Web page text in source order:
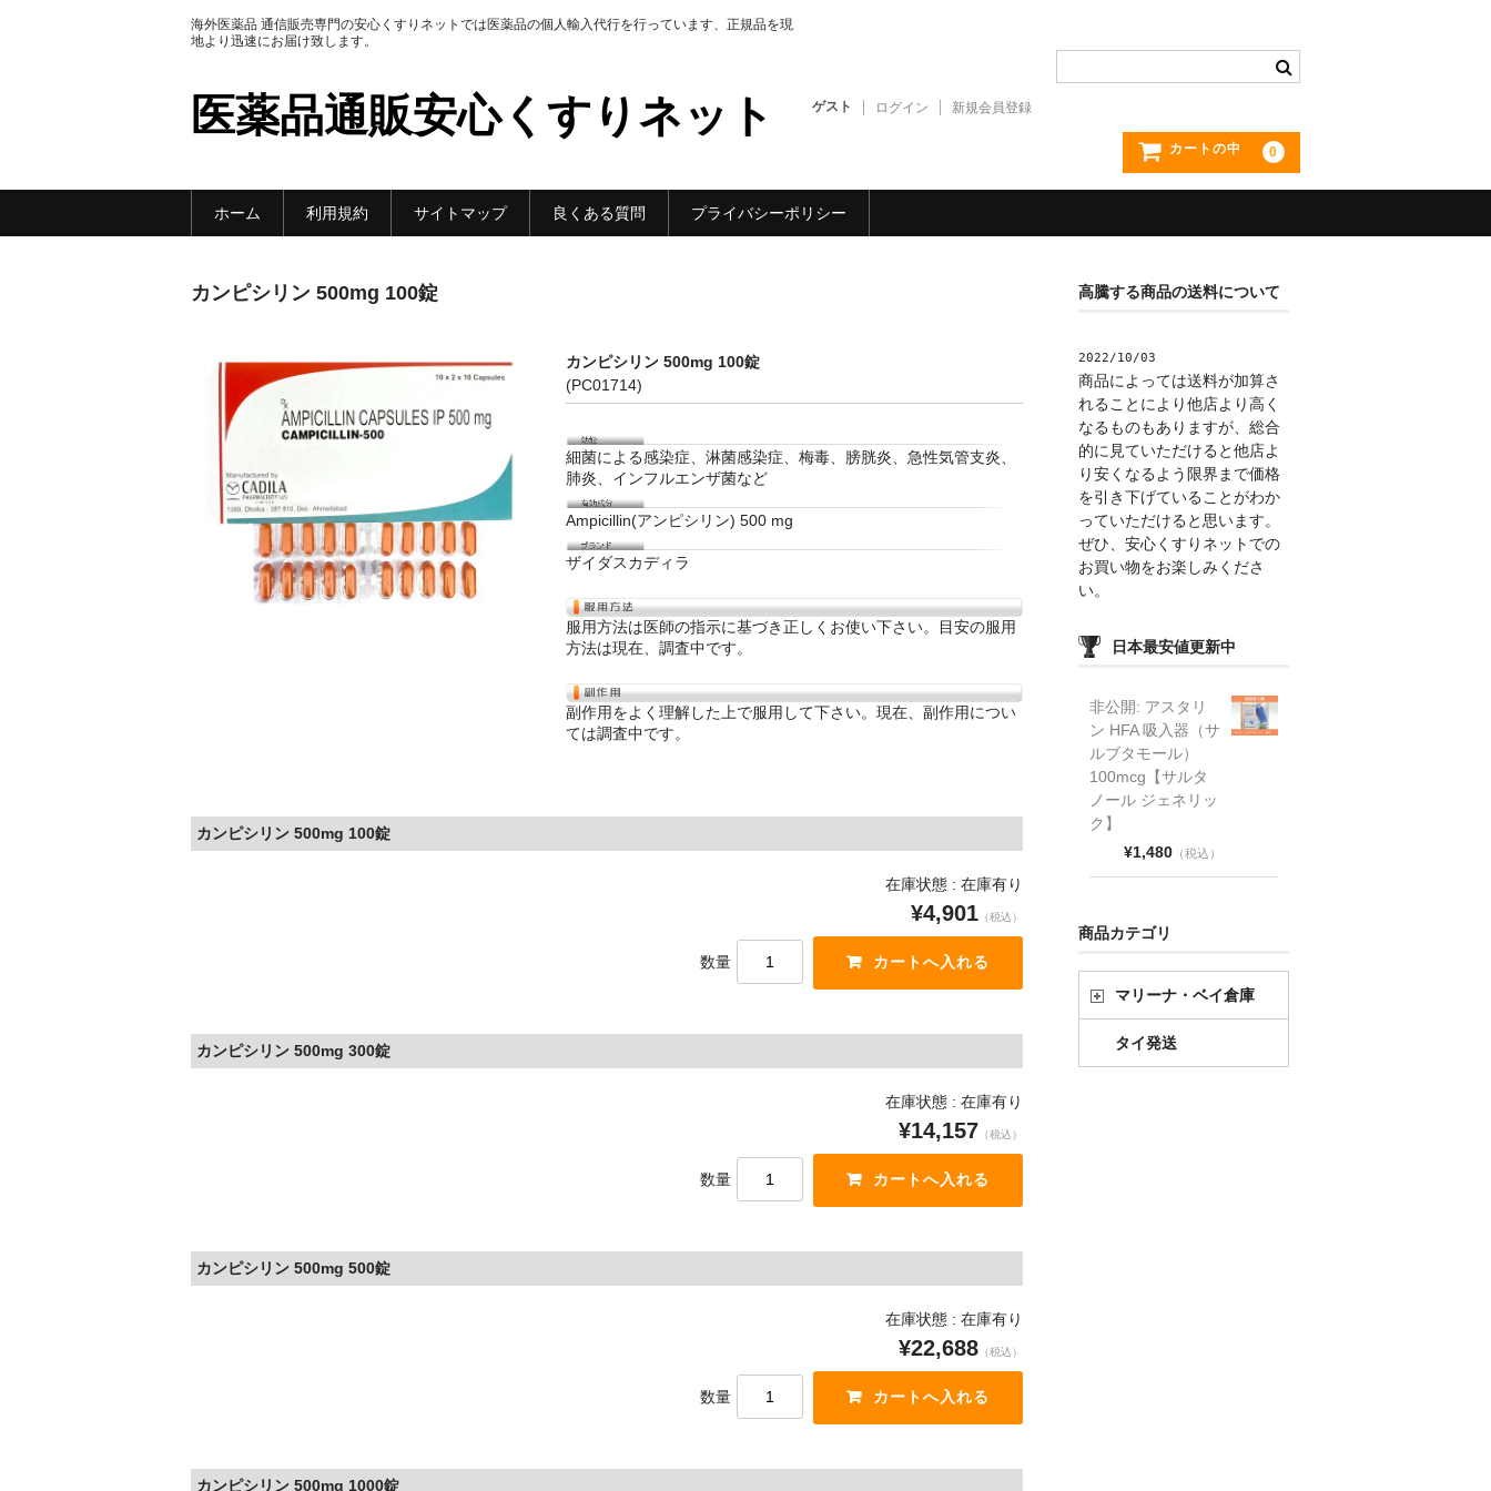
海外医薬品 通信販売専門の安心くすりネットでは医薬品の個人輸入代行を行っています、正規品を現
地より迅速にお届け致します。
医薬品通販安心くすりネット ゲスト ログイン 新規会員登録
カートの中 0
ホーム 利用規約 サイトマップ 良くある質問 プライバシーポリシー
カンピシリン 500mg 100錠
カンピシリン 500mg 100錠
(PC01714)
細菌による感染症、淋菌感染症、梅毒、膀胱炎、急性気管支炎、
肺炎、インフルエンザ菌など
Ampicillin(アンピシリン) 500 mg
ザイダスカディラ
服用方法は医師の指示に基づき正しくお使い下さい。目安の服用
方法は現在、調査中です。
副作用をよく理解した上で服用して下さい。現在、副作用につい
ては調査中です。
カンピシリン 500mg 100錠
在庫状態 : 在庫有り
¥4,901 （税込）
数量
カンピシリン 500mg 300錠
在庫状態 : 在庫有り
¥14,157 （税込）
数量
カンピシリン 500mg 500錠
在庫状態 : 在庫有り
¥22,688 （税込）
数量
カンピシリン 500mg 1000錠
高騰する商品の送料について
2022/10/03
商品によっては送料が加算さ
れることにより他店より高く
なるものもありますが、総合
的に見ていただけると他店よ
り安くなるよう限界まで価格
を引き下げていることがわか
っていただけると思います。
ぜひ、安心くすりネットでの
お買い物をお楽しみくださ
い。
日本最安値更新中
非公開: アスタリ
ン HFA 吸入器（サ
ルブタモール）
100mcg【サルタ
ノール ジェネリッ
ク】
¥1,480 （税込）
商品カテゴリ
マリーナ・ベイ倉庫
タイ発送